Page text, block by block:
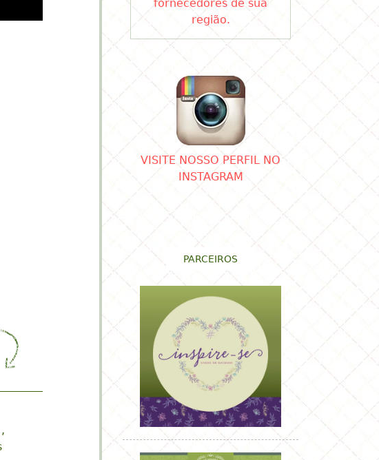
Acesse aqui a lista com
os melhores
fornecedores de sua
região.
VISITE NOSSO PERFIL NO
INSTAGRAM
PARCEIROS